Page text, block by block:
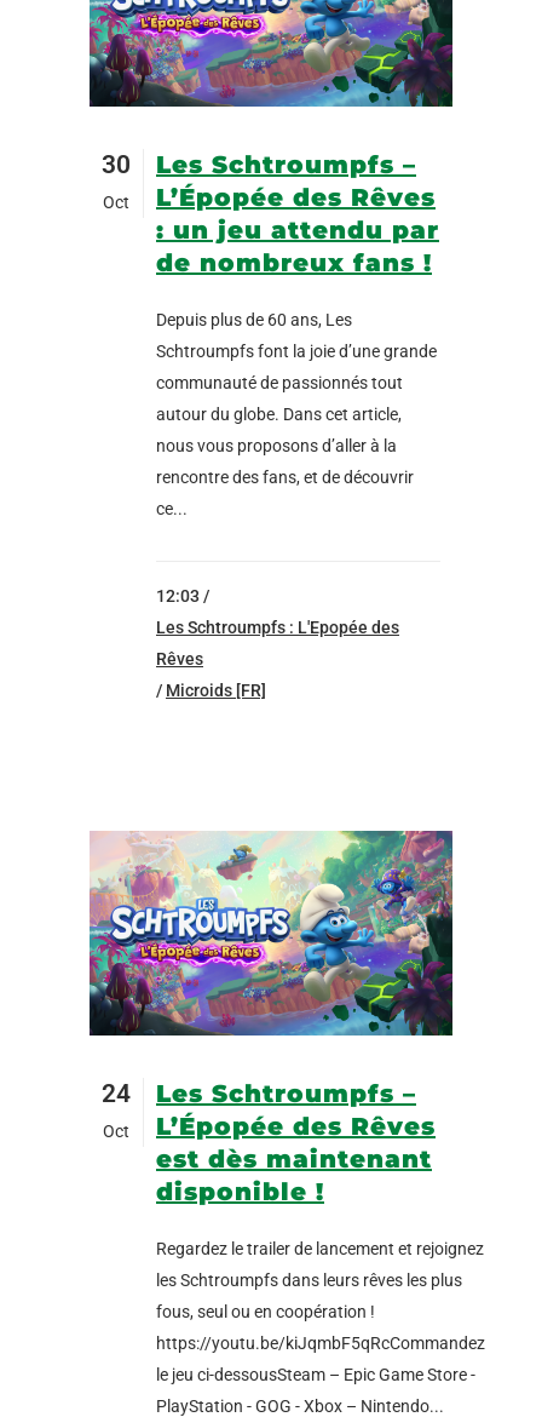
30
Oct
Les Schtroumpfs –
L’Épopée des Rêves
: un jeu attendu par
de nombreux fans !
Depuis plus de 60 ans, Les
Schtroumpfs font la joie d’une grande
communauté de passionnés tout
autour du globe. Dans cet article,
nous vous proposons d’aller à la
rencontre des fans, et de découvrir
ce...
12:03 /
Les Schtroumpfs : L'Epopée des
Rêves
/ Microids [FR]
24
Oct
Les Schtroumpfs –
L’Épopée des Rêves
est dès maintenant
disponible !
Regardez le trailer de lancement et rejoignez
les Schtroumpfs dans leurs rêves les plus
fous, seul ou en coopération !
https://youtu.be/kiJqmbF5qRcCommandez
le jeu ci-dessousSteam – Epic Game Store -
PlayStation - GOG - Xbox – Nintendo...